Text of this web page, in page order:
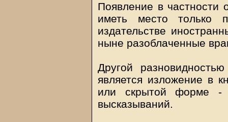
Появление в частности
иметь место
издательстве
ныне разоблаченные
Другой
является изложение в
или скрытой форме -
высказываний.